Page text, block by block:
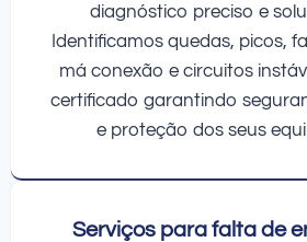
diagnóstico preciso e
Identificamos quedas, picos,
má conexão e circuitos
certificado garantindo
e proteção dos seus
Serviços para falta de